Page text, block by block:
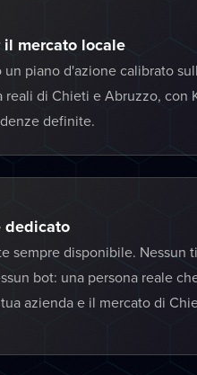
il mercato locale
un piano d'azione calibrato
reali di Chieti e Abruzzo, con
definite.
dedicato
sempre disponibile. Nessun
bot: una persona reale
azienda e il mercato di